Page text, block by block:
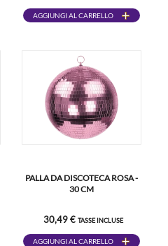
AGGIUNGI AL CARRELLO
PALLA DA DISCOTECA ROSA -
30 CM
30,49 € TASSE INCLUSE
AGGIUNGI AL CARRELLO